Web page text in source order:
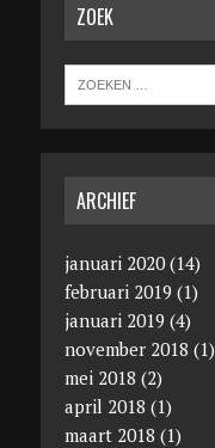
ZOEK
ARCHIEF
januari 2020(14)
februari 2019 (1)
januari 2019 (4)
november 2018 (1)
mei 2018 (2)
april 2018 (1)
maart 2018 (1)